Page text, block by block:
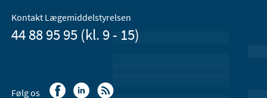
Kontakt Lægemiddelstyrelsen
44 88 95 95 (kl. 9 - 15)
Følg os